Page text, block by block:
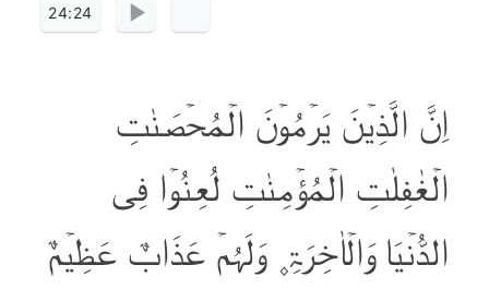
24:24
اِنَّ الَّذِیۡنَ یَرۡمُوۡنَ الۡمُحۡصَنٰتِ
الۡغٰفِلٰتِ الۡمُؤۡمِنٰتِ لُعِنُوۡا فِی
الدُّنۡیَا وَالۡاٰخِرَۃِ ۪ وَلَہُمۡ عَذَابٌ عَظِیۡمٌ